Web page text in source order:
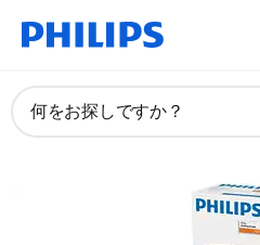
何をお探しですか？